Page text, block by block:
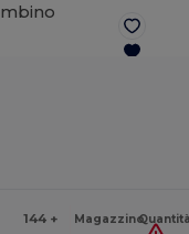
144 + Magazzino